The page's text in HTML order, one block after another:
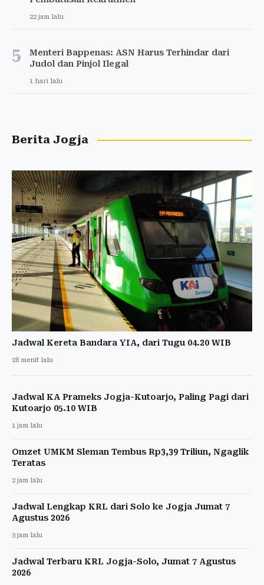
22 jam lalu
5
Menteri Bappenas: ASN Harus Terhindar dari
Judol dan Pinjol Ilegal
1 hari lalu
Berita Jogja
Jadwal Kereta Bandara YIA, dari Tugu 04.20 WIB
28 menit lalu
Jadwal KA Prameks Jogja-Kutoarjo, Paling Pagi dari
Kutoarjo 05.10 WIB
1 jam lalu
Omzet UMKM Sleman Tembus Rp3,39 Triliun, Ngaglik
Teratas
2 jam lalu
Jadwal Lengkap KRL dari Solo ke Jogja Jumat 7
Agustus 2026
3 jam lalu
Jadwal Terbaru KRL Jogja-Solo, Jumat 7 Agustus
2026